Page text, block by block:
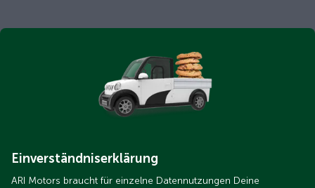
Einverständniserklärung
ARI Motors braucht für einzelne Datennutzungen Deine